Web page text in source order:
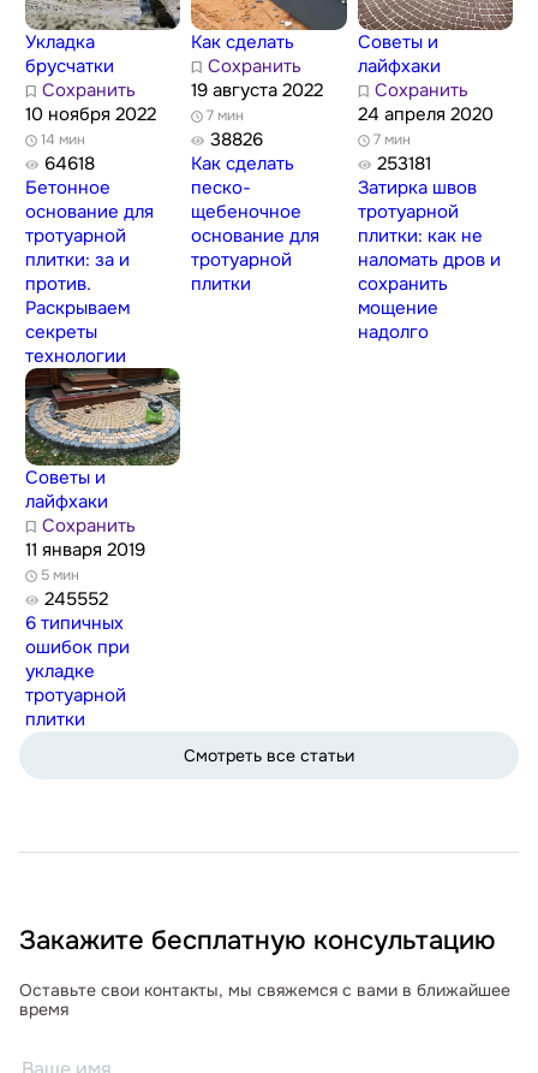
Укладка
брусчатки
Сохранить
10 ноября 2022
14 мин
64618
Бетонное
основание для
тротуарной
плитки: за и
против.
Раскрываем
секреты
технологии
Как сделать
Сохранить
19 августа 2022
7 мин
38826
Как сделать
песко-
щебеночное
основание для
тротуарной
плитки
Советы и
лайфхаки
Сохранить
24 апреля 2020
7 мин
253181
Затирка швов
тротуарной
плитки: как не
наломать дров и
сохранить
мощение
надолго
Советы и
лайфхаки
Сохранить
11 января 2019
5 мин
245552
6 типичных
ошибок при
укладке
тротуарной
плитки
Смотреть все статьи
Закажите бесплатную консультацию
Оставьте свои контакты, мы свяжемся с вами в ближайшее
время